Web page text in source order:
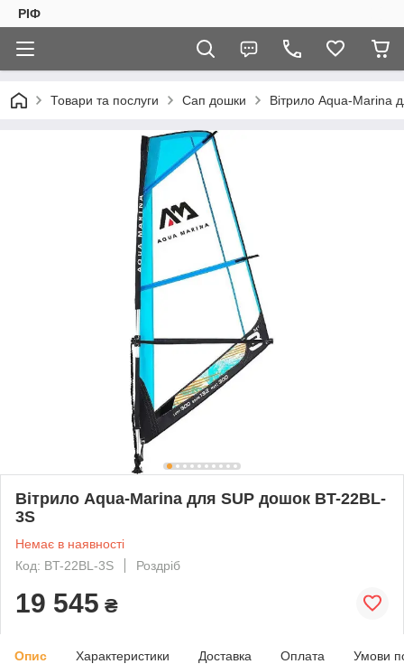
РІФ
Товари та послуги Сап дошки Вітрило Aqua-Marina
Вітрило Aqua-Marina для SUP дошок BT-22BL-
3S
Немає в наявності
Код: BT-22BL-3S
Роздріб
19 545 ₴
Опис Характеристики Доставка Оплата Умови